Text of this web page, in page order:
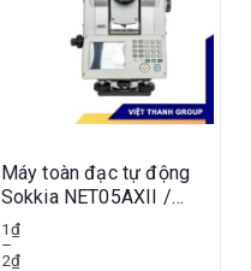
Máy toàn đạc tự động
Sokkia NET05AXII /
NET1AXII
1₫
–
2₫